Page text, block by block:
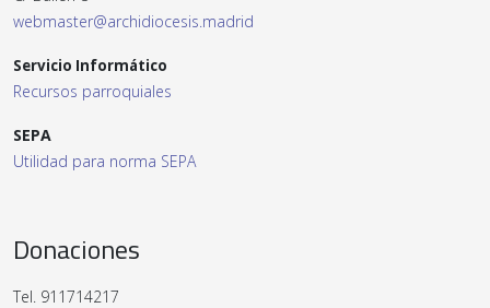
webmaster@archidiocesis.madrid
Servicio Informático
Recursos parroquiales
SEPA
Utilidad para norma SEPA
Donaciones
Tel. 911714217